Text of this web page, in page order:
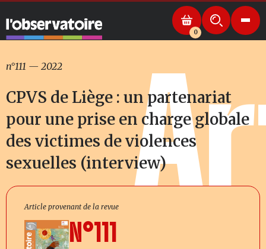
0
n°111 — 2022
CPVS de Liège : un partenariat
pour une prise en charge globale
des victimes de violences
sexuelles (interview)
Article provenant de la revue
N°111